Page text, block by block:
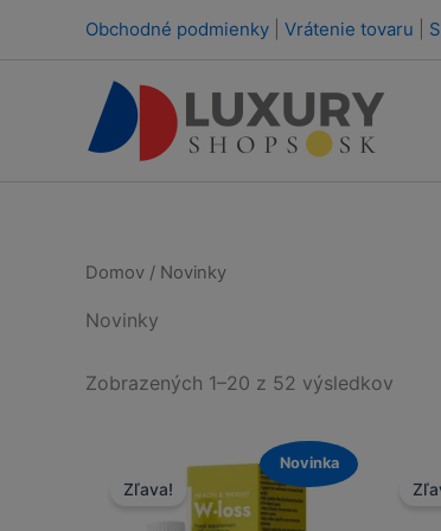
Obchodné podmienky Vrátenie tovaru
Domov / Novinky
Novinky
Zobrazených 1–20 z 52 výsledkov
Novinka
Zľava!